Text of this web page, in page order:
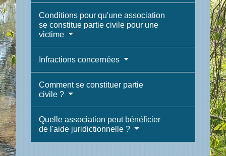
Conditions pour qu'une association
se constitue partie civile pour une
victime
Infractions concernées
Comment se constituer partie
civile ?
Quelle association peut bénéficier
de l'aide juridictionnelle ?